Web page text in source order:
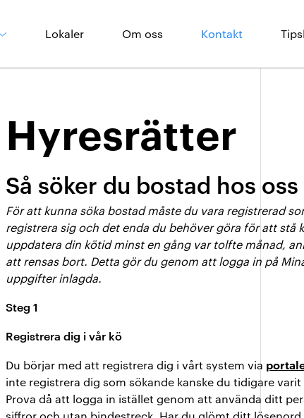
Boendeinformation
Lokaler Om oss Kontakt
Hyresrätter
Så söker du bostad hos oss
För att kunna söka bostad måste du vara registrerad
registrera sig och det enda du behöver göra för att stå
uppdatera din kötid minst en gång var tolfte månad,
att rensas bort. Detta gör du genom att logga in på
uppgifter inlagda.
Steg 1
Registrera dig i vår kö
Du börjar med att registrera dig i vårt system via
inte registrera dig som sökande kanske du tidigare
Prova då att logga in istället genom att använda ditt